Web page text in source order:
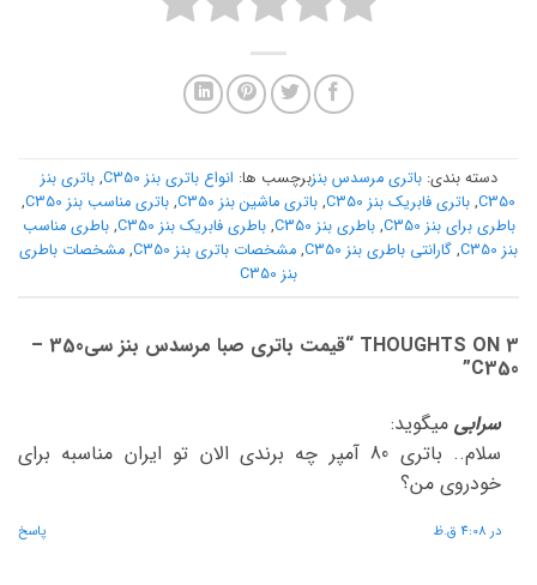
دسته بندی:باتری مرسدس بنزبرچسب ها: انواع باتری بنز C350 ,باتری بنز
C350
, باتری فابریک بنز C350 , باتری ماشین بنز C350 , باتری مناسب بنز C350
,
باطری برای بنز C350
,باطری بنز C350 ,باطری فابریک بنز C350 ,باطری مناسب
بنز C350
, گارانتی باطری بنز C350 , مشخصات باتری بنز C350 , مشخصات باطری
بنز C350
3 THOUGHTS ON “ قیمت باتری صبا مرسدس بنز سی350 –
C350
”
سرابی میگوید:
سلام.. باتری 80 آمپر چه برندی الان تو ایران مناسبه برای
خودروی من؟
در 4:08 ق.ظ پاسخ